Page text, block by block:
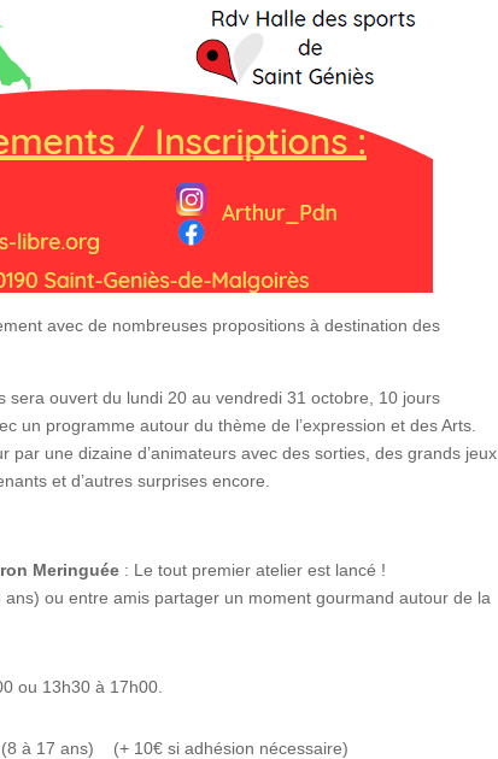
avec de nombreuses propositions à destination des
sera ouvert du lundi 20 au vendredi 31 octobre, 10 jours
un programme autour du thème de l’expression et des Arts.
par une dizaine d’animateurs avec des sorties, des grands jeux,
et d’autres surprises encore.
Meringuée : Le tout premier atelier est lancé !
ou entre amis partager un moment gourmand autour de la
ou 13h30 à 17h00.
à 17 ans) (+ 10€ si adhésion nécessaire)